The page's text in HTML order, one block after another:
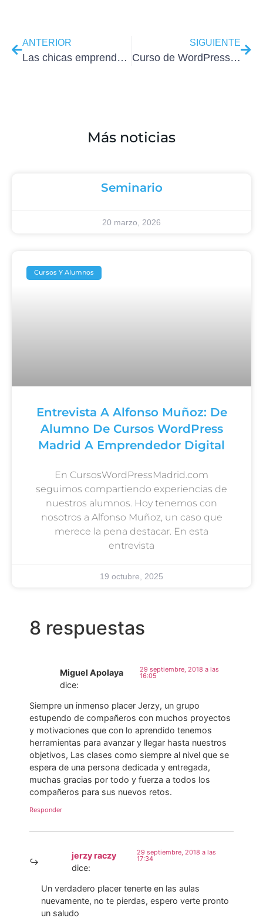
ANTERIOR
Las chicas emprendedoras WordPress del mes de junio
SIGUIENTE
Curso de WordPress para emprendedoras
Más noticias
Seminario
20 marzo, 2026
Cursos Y Alumnos
Entrevista A Alfonso Muñoz: De
Alumno De Cursos WordPress
Madrid A Emprendedor Digital
En CursosWordPressMadrid.com
seguimos compartiendo experiencias de
nuestros alumnos. Hoy tenemos con
nosotros a Alfonso Muñoz, un caso que
merece la pena destacar. En esta
entrevista
19 octubre, 2025
8 respuestas
Miguel Apolaya
dice:
29 septiembre, 2018 a las
16:05
Siempre un inmenso placer Jerzy, un grupo
estupendo de compañeros con muchos proyectos
y motivaciones que con lo aprendido tenemos
herramientas para avanzar y llegar hasta nuestros
objetivos, Las clases como siempre al nivel que se
espera de una persona dedicada y entregada,
muchas gracias por todo y fuerza a todos los
compañeros para sus nuevos retos.
Responder
jerzy raczy
dice:
29 septiembre, 2018 a las
17:34
Un verdadero placer tenerte en las aulas
nuevamente, no te pierdas, espero verte pronto
un saludo